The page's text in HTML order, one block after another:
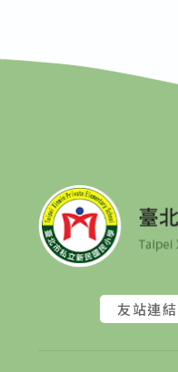
友站連結